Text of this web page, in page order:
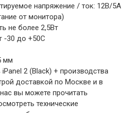
напряжение / ток: 12В/5А
от монитора)
не более 2,5Вт
-30 до +50С
мм
2 (Black) + производства
доставкой по Москве и в
вы можете прочитать
технические